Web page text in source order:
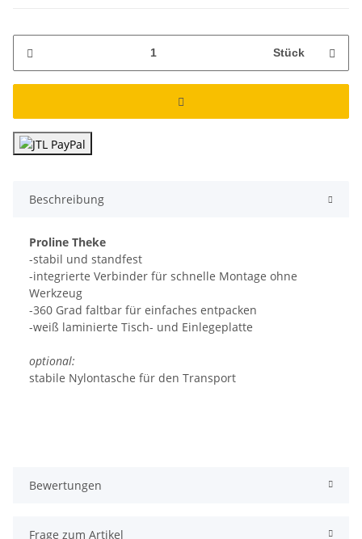
Stück
Beschreibung
Proline Theke
-stabil und standfest
-integrierte Verbinder für schnelle Montage ohne
Werkzeug
-360 Grad faltbar für einfaches entpacken
-weiß laminierte Tisch- und Einlegeplatte
optional:
stabile Nylontasche für den Transport
Bewertungen
Frage zum Artikel